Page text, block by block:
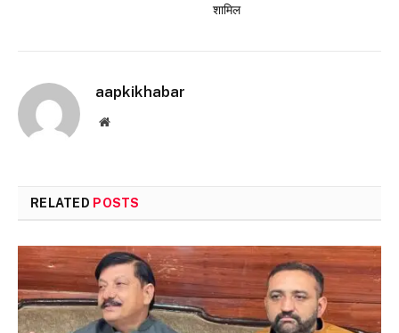
शामिल
aapkikhabar
Website
RELATED POSTS